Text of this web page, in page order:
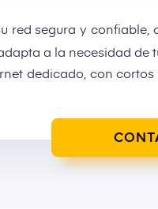
red segura y confiable,
a la necesidad de
dedicado, con